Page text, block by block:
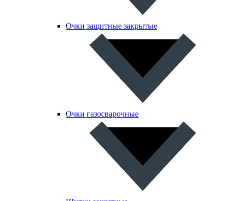
Очки защитные закрытые
Очки газосварочные